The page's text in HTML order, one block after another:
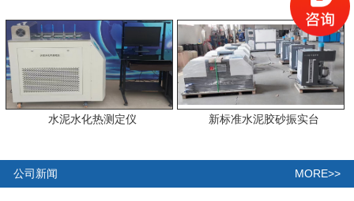
水泥水化热测定仪 新标准水泥胶砂振实台
公司新闻 MORE>>